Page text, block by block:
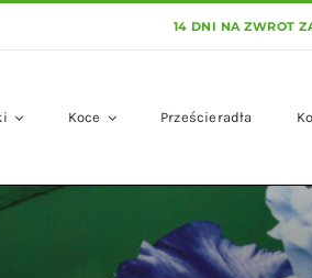
Koce Prześcieradła